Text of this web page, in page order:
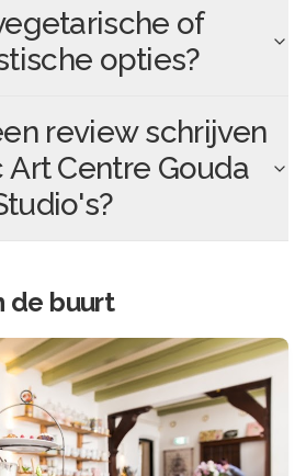
of
opties?
review schrijven
Art Centre Gouda
?
de buurt